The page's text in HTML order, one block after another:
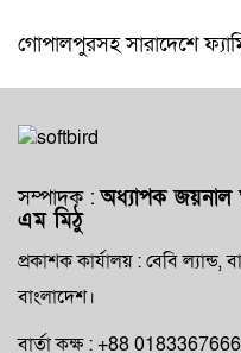
গোপালপুরসহ সারাদেশে
সম্পাদক :অধ্যাপক জয়নাল
এম মিঠু
প্রকাশক কার্যালয় : বেবি
বাংলাদেশ।
বার্তা কক্ষ : +88